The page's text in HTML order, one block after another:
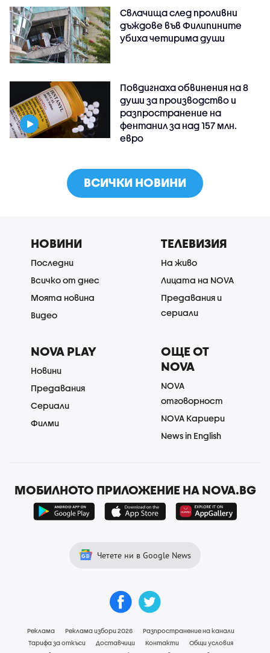
Свлачища след проливни
дъждове във Филипините
убиха четирима души
Повдигнаха обвинения на 8
души за производство и
разпространение на
фентанил за над 157 млн.
евро
ВСИЧКИ НОВИНИ
НОВИНИ
Последни
Всичко от днес
Моята новина
Видео
ТЕЛЕВИЗИЯ
На живо
Лицата на NOVA
Предавания и
сериали
NOVA PLAY
Новини
Предавания
Сериали
Филми
ОЩЕ ОТ
NOVA
NOVA
отговорност
NOVA Кариери
News in English
МОБИЛНОТО ПРИЛОЖЕНИЕ НА NOVA.BG
Четете ни в Google News
Реклама Реклама избори 2026
Разпространение на канали
Тарифа за откъси
Доставчици Контакти
Общи условия